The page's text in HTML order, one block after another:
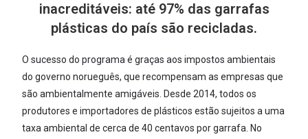
inacreditáveis: até 97% das garrafas
plásticas do país são recicladas.
O sucesso do programa é graças aos impostos ambientais
do governo norueguês, que recompensam as empresas que
são ambientalmente amigáveis. Desde 2014, todos os
produtores e importadores de plásticos estão sujeitos a uma
taxa ambiental de cerca de 40 centavos por garrafa. No